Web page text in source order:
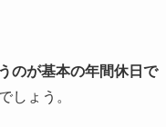
のが基本の年間休日で
しょう。